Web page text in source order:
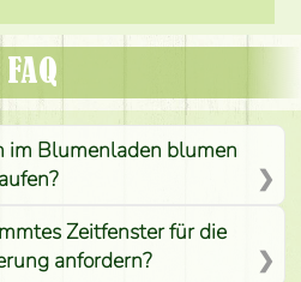
FAQ
im Blumenladen blumen
Zeitfenster für die
anfordern?